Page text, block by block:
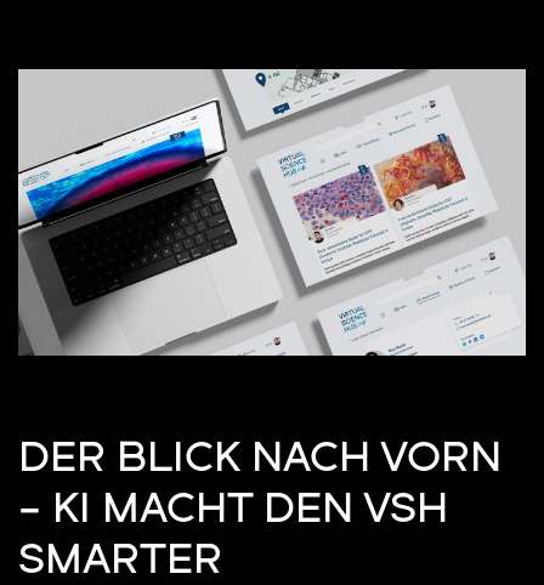
DER BLICK NACH VORN
– KI MACHT DEN VSH
SMARTER